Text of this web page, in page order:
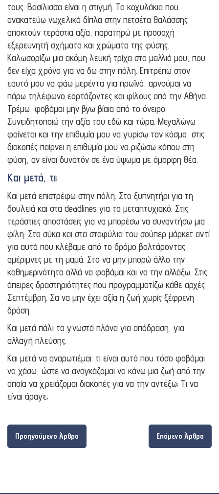
τους. Βασίλισσα είναι η στιγμή. Τα κοχυλάκια που
ανακατεύω νωχελικά δίπλα στην πετσέτα θαλάσσης
αποκτούν τεράστια αξία, παρατηρώ με προσοχή
εξερευνητή σχήματα και χρώματα της φύσης.
Καλωσορίζω μια ακόμη λευκή τρίχα στα μαλλιά μου, που
δεν είχα χρόνο για να δω στην πόλη. Επιτρέπω στον
εαυτό μου να φάω μερέντα για πρωϊνό, αρνούμαι να
πάρω τηλέφωνο εορτάζοντες και φίλους από την Αθήνα.
Τρέμω, φοβάμαι μην βγω βίαια από το όνειρο.
Συνειδητοποιώ την αξία του εδώ και τώρα. Μεγαλώνω
φαίνεται και την επιθυμία μου να γυρίσω τον κόσμο, στις
διακοπές παίρνει η επιθυμία μου να ριζώσω κάπου στη
φύση, αν είναι δυνατόν σε ένα ύψωμα με όμορφη θέα.
Και μετά, τι;
Και μετά επιστρέφω στην πόλη. Στο ξυπνητήρι για τη
δουλειά και στα deadlines για το μεταπτυχιακό. Στις
τεράστιες αποστάσεις για να μπορέσω να συναντήσω μια
φίλη. Στα σύκα και στα σταφύλια του σούπερ μάρκετ αντί
για αυτά που κλέβαμε από το δρόμο βολτάροντας
αμέριμνες με τη μαμά. Στο να μην μπορώ άλλο την
καθημερινότητα αλλά να φοβάμαι και να την αλλάξω. Στις
άπειρες δραστηριότητες που προγραμματίζω κάθε αρχές
Σεπτέμβρη. Σα να μην έχει αξία η ζωή χωρίς ξέφρενη
δράση.
Και μετά πάλι τα γνωστά πλάνα για απόδραση, για
αλλαγή πλεύσης.
Και μετά να αναρωτιέμαι: τι είναι αυτό που τόσο φοβάμαι
να χάσω, ώστε να αναγκάζομαι να κάνω μια ζωή από την
οποία να χρειάζομαι διακοπές για να την αντέξω; Τι να
είναι άραγε;
Προηγούμενο Άρθρο Επόμενο Άρθρο